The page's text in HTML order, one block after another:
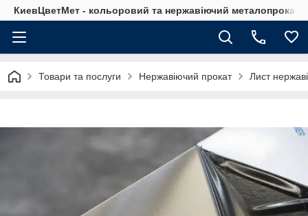
КиевЦветМет - кольоровий та нержавіючий металопрокат.
Товари та послуги Нержавіючий прокат Лист